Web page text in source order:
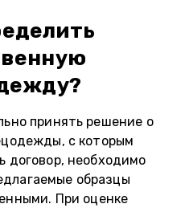
принять решение о
с которым
договор, необходимо
образцы
При оценке